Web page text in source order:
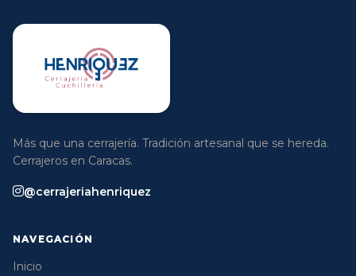
Más que una cerrajería. Tradición artesanal que se hereda.
Cerrajeros en Caracas.
@cerrajeriahenriquez
NAVEGACIÓN
Inicio